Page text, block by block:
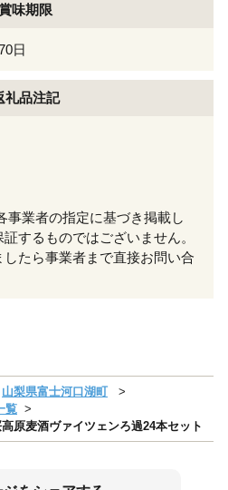
賞味期限
日
礼品注記
業者の指定に基づき掲載し
するものではございません。
たら事業者まで直接お問い合
山梨県富士河口湖町
覧
原麦酒ヴァイツェンろ過24本セット